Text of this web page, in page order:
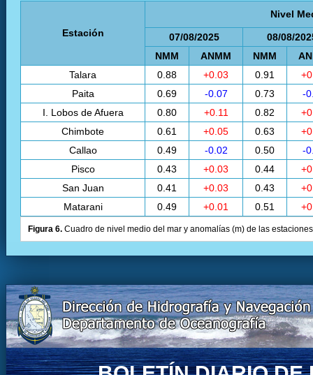
Estación
Nivel
07/08/2025
08/08/
NMM
ANMM NMM
Talara
0.88 +0.03 0.91
Paita
0.69 -0.07 0.73
-
I. Lobos de Afuera
0.80 +0.11 0.82
Chimbote
0.61 +0.05 0.63
Callao
0.49 -0.02 0.50
-
Pisco
0.43 +0.03 0.44
San Juan
0.41 +0.03 0.43
Matarani
0.49 +0.01 0.51
Figura 6. Cuadro de nivel medio del mar y anomalías (m) de las